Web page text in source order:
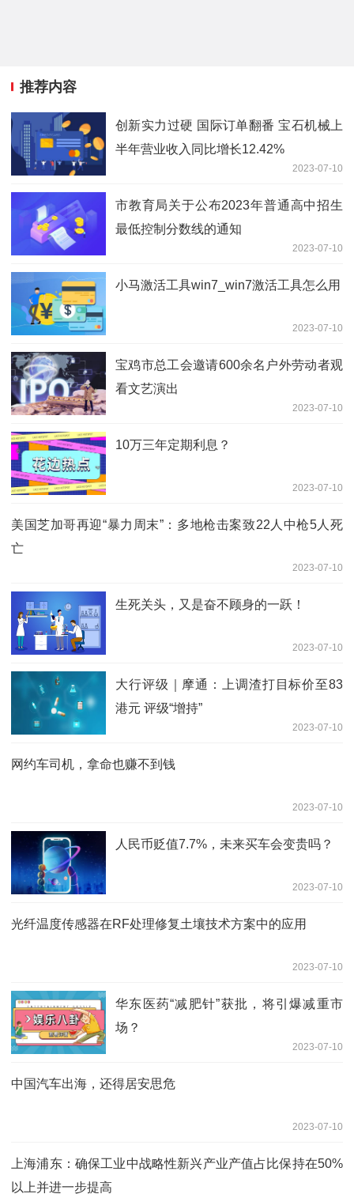
推荐内容
创新实力过硬 国际订单翻番 宝石机械上
半年营业收入同比增长12.42%
2023-07-10
市教育局关于公布2023年普通高中招生
最低控制分数线的通知
2023-07-10
小马激活工具win7_win7激活工具怎么用
2023-07-10
宝鸡市总工会邀请600余名户外劳动者观
看文艺演出
2023-07-10
10万三年定期利息？
2023-07-10
美国芝加哥再迎“暴力周末”：多地枪击案致22人中枪5人死
亡
2023-07-10
生死关头，又是奋不顾身的一跃！
2023-07-10
大行评级｜摩通：上调渣打目标价至83
港元 评级“增持”
2023-07-10
网约车司机，拿命也赚不到钱
2023-07-10
人民币贬值7.7%，未来买车会变贵吗？
2023-07-10
光纤温度传感器在RF处理修复土壤技术方案中的应用
2023-07-10
华东医药“减肥针”获批，将引爆减重市
场？
2023-07-10
中国汽车出海，还得居安思危
2023-07-10
上海浦东：确保工业中战略性新兴产业产值占比保持在50%
以上并进一步提高